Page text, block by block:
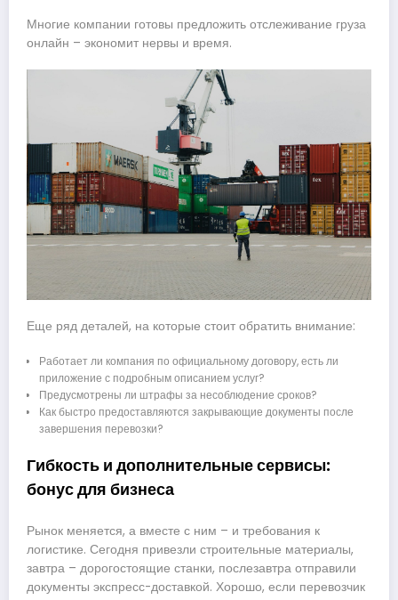
Многие компании готовы предложить отслеживание груза
онлайн – экономит нервы и время.
Еще ряд деталей, на которые стоит обратить внимание:
Работает ли компания по официальному договору, есть ли
приложение с подробным описанием услуг?
Предусмотрены ли штрафы за несоблюдение сроков?
Как быстро предоставляются закрывающие документы после
завершения перевозки?
Гибкость и дополнительные сервисы:
бонус для бизнеса
Рынок меняется, а вместе с ним – и требования к
логистике. Сегодня привезли строительные материалы,
завтра – дорогостоящие станки, послезавтра отправили
документы экспресс-доставкой. Хорошо, если перевозчик